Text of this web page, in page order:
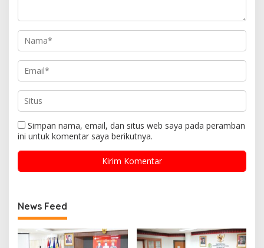
Simpan nama, email, dan situs web saya pada peramban
ini untuk komentar saya berikutnya.
News Feed